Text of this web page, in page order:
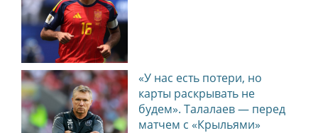
«У нас есть потери, но
карты раскрывать не
будем». Талалаев — перед
матчем с «Крыльями»